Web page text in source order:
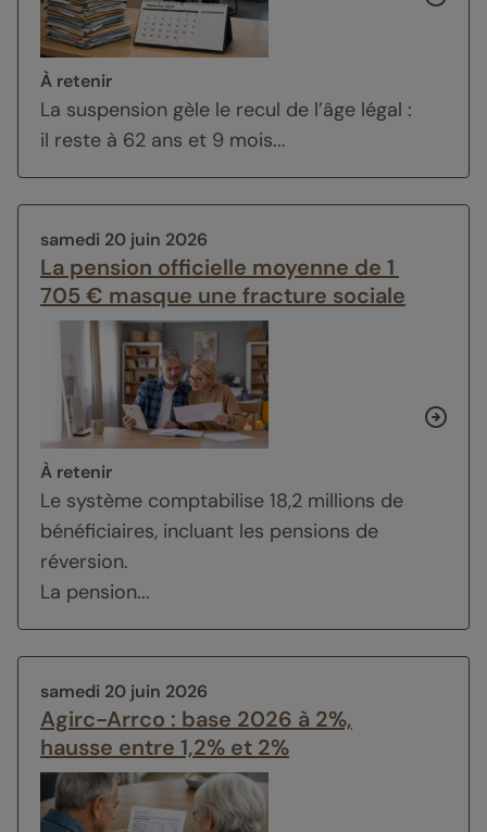
À retenir
La suspension gèle le recul de l’âge légal :
il reste à 62 ans et 9 mois...
samedi 20 juin 2026
La pension officielle moyenne de 1
705 € masque une fracture sociale
À retenir
Le système comptabilise 18,2 millions de
bénéficiaires, incluant les pensions de
réversion.
La pension...
samedi 20 juin 2026
Agirc-Arrco : base 2026 à 2%,
hausse entre 1,2% et 2%